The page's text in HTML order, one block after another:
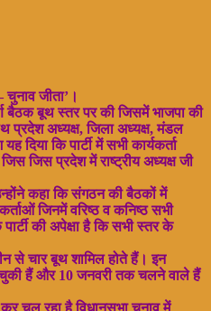
जीता’।
बैठक बूथ स्तर पर की जिसमें भाजपा की
प्रदेश अध्यक्ष, जिला अध्यक्ष, मंडल
कि पार्टी में सभी कार्यकर्ता
जिस प्रदेश में राष्ट्रीय अध्यक्ष जी
कहा कि संगठन की बैठकों में
जिनमें वरिष्ठ व कनिष्ठ सभी
की अपेक्षा है कि सभी स्तर के
से चार बूथ शामिल होते हैं। इन
चुकी हैं और 10 जनवरी तक चलने वाले हैं
चल रहा है विधानसभा चुनाव में